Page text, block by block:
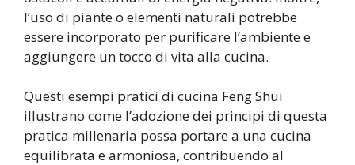
l’uso di piante o elementi naturali potrebbe
essere incorporato per purificare l’ambiente e
aggiungere un tocco di vita alla cucina.
Questi esempi pratici di cucina Feng Shui
illustrano come l’adozione dei principi di questa
pratica millenaria possa portare a una cucina
equilibrata e armoniosa, contribuendo al